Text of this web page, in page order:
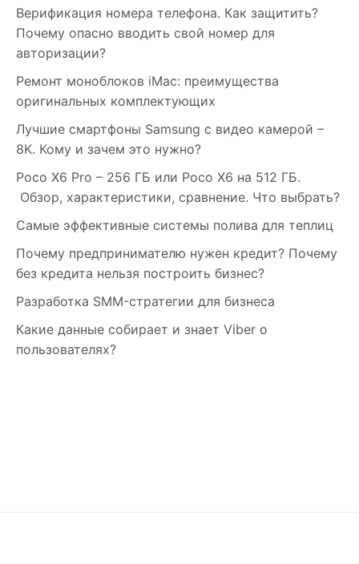
Верификация номера телефона. Как защитить?
Почему опасно вводить свой номер для
авторизации?
Ремонт моноблоков iMac: преимущества
оригинальных комплектующих
Лучшие смартфоны Samsung c видео камерой –
8K. Кому и зачем это нужно?
Poco X6 Pro – 256 ГБ или Poco X6 на 512 ГБ.
Обзор, характеристики, сравнение. Что выбрать?
Самые эффективные системы полива для теплиц
Почему предпринимателю нужен кредит? Почему
без кредита нельзя построить бизнес?
Разработка SMM-стратегии для бизнеса
Какие данные собирает и знает Viber о
пользователях?